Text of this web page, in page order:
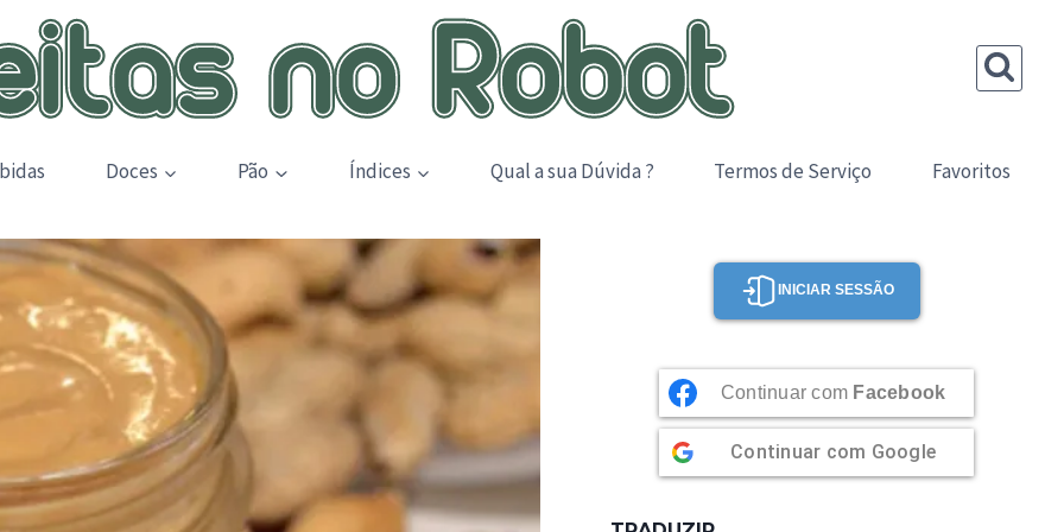
Doces Pão Índices Qual a sua Dúvida ? Termos de Serviço Favoritos
INICIAR SESSÃO
Continuar com Facebook
Continuar com Google